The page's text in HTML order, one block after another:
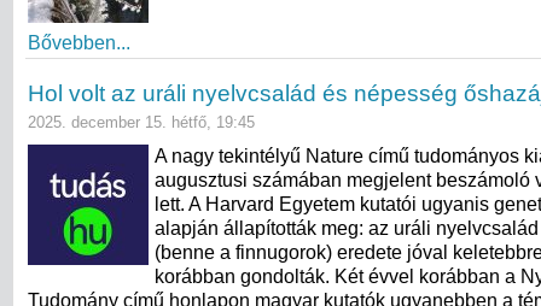
Bővebben...
Hol volt az uráli nyelvcsalád és népesség
2025. december 15. hétfő, 19:45
A nagy tekintélyű Nature című tudományos
augusztusi számában megjelent beszámoló
lett. A Harvard Egyetem kutatói ugyanis
alapján állapították meg: az uráli
(benne a finnugorok) eredete jóval
korábban gondolták. Két évvel korábban a
Tudomány című honlapon magyar kutatók ugyanebben a